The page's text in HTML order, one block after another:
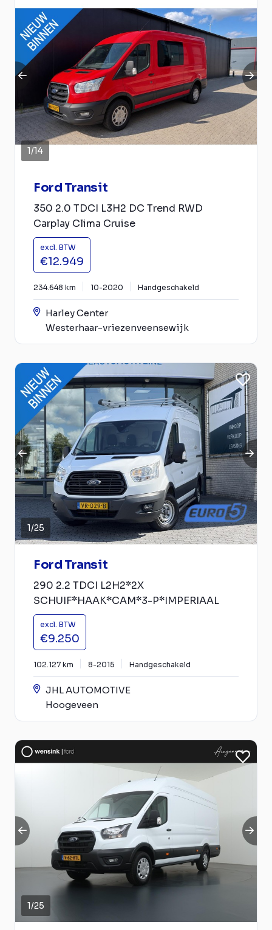
1/14
Ford Transit
350 2.0 TDCI L3H2 DC Trend RWD
Carplay Clima Cruise
excl. BTW
€12.949
234.648 km 10-2020 Handgeschakeld
Harley Center
Westerhaar-vriezenveensewijk
1/25
Ford Transit
290 2.2 TDCI L2H2*2X
SCHUIF*HAAK*CAM*3-P*IMPERIAAL
excl. BTW
€9.250
102.127 km 8-2015 Handgeschakeld
JHL AUTOMOTIVE
Hoogeveen
1/25